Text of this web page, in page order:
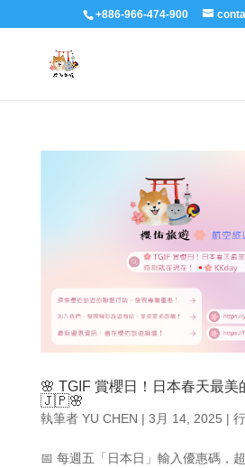
+886-966-474-900
🌸 TGIF 賞櫻日！日本春天最美
🇯🇵🌸
執筆者 YU CHEN | 3月 14, 2025 |
📅 每週五「日本日」輸入優惠碼，